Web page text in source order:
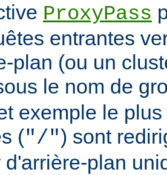
ProxyPass
entrantes
plan (ou un
le nom de
exemple le
("/") sont
d'arrière-plan